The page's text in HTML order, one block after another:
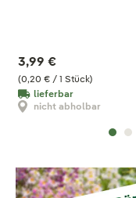
(0,20 € / 1 Stück)
3,99 €
lieferbar
nicht abholbar